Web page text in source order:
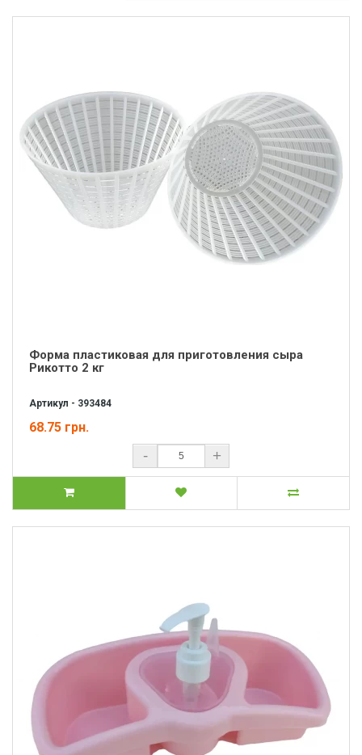
Форма пластиковая для приготовления сыра
Рикотто 2 кг
Артикул - 393484
68.75 грн.
- +